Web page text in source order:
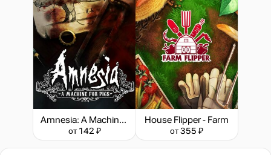
Amnesia: A Machine for Pigs
от 142 ₽
House Flipper - Farm
от 355 ₽